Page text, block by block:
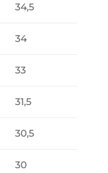
34,5
34
33
31,5
30,5
30